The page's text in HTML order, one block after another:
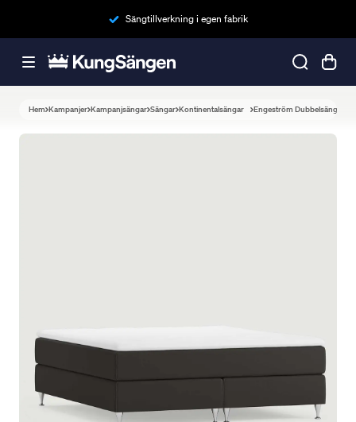
Sängtillverkning i egen fabrik
Hem Kampanjer Kampanjsängar Sängar Kontinentalsängar Engeström Dubbelsäng